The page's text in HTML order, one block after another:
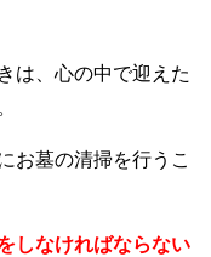
は、心の中で迎えた
お墓の清掃を行うこ
しなければならない